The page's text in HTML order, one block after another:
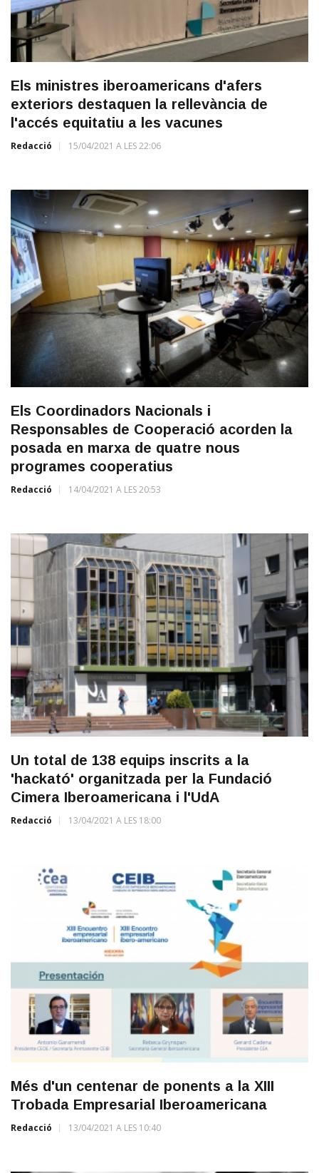
Els ministres iberoamericans d'afers
exteriors destaquen la rellevància de
l'accés equitatiu a les vacunes
Redacció 15/04/2021 A LES 22:06
Els Coordinadors Nacionals i
Responsables de Cooperació acorden la
posada en marxa de quatre nous
programes cooperatius
Redacció 14/04/2021 A LES 20:53
Un total de 138 equips inscrits a la
'hackató' organitzada per la Fundació
Cimera Iberoamericana i l'UdA
Redacció 13/04/2021 A LES 18:00
Més d'un centenar de ponents a la XIII
Trobada Empresarial Iberoamericana
Redacció 13/04/2021 A LES 10:40